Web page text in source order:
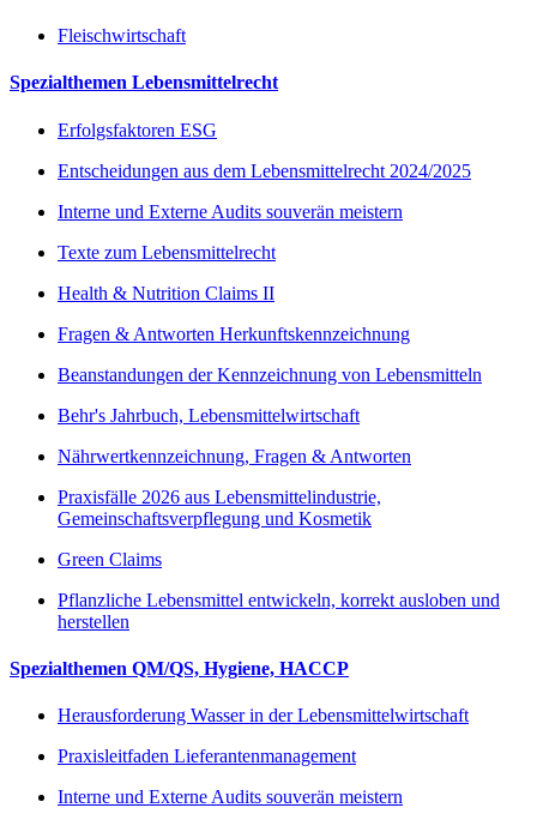
Fleischwirtschaft
Spezialthemen Lebensmittelrecht
Erfolgsfaktoren ESG
Entscheidungen aus dem Lebensmittelrecht 2024/2025
Interne und Externe Audits souverän meistern
Texte zum Lebensmittelrecht
Health & Nutrition Claims II
Fragen & Antworten Herkunftskennzeichnung
Beanstandungen der Kennzeichnung von Lebensmitteln
Behr's Jahrbuch, Lebensmittelwirtschaft
Nährwertkennzeichnung, Fragen & Antworten
Praxisfälle 2026 aus Lebensmittelindustrie,
Gemeinschaftsverpflegung und Kosmetik
Green Claims
Pflanzliche Lebensmittel entwickeln, korrekt ausloben und
herstellen
Spezialthemen QM/QS, Hygiene, HACCP
Herausforderung Wasser in der Lebensmittelwirtschaft
Praxisleitfaden Lieferantenmanagement
Interne und Externe Audits souverän meistern